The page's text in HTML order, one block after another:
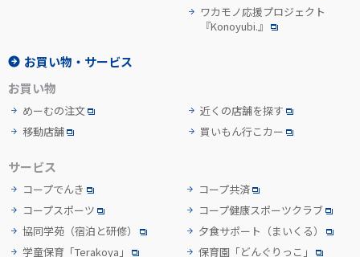
ワカモノ応援プロジェクト
『Konoyubi.』
お買い物・サービス
お買い物
めーむの注文
移動店舗
近くの店舗を探す
買いもん行こカー
サービス
コープでんき
コープ共済
コープスポーツ
コープ健康スポーツクラブ
協同学苑 （宿泊と研修） 夕食サポート （まいくる）
学童保育「Terakoya」
保育園「どんぐりっこ」